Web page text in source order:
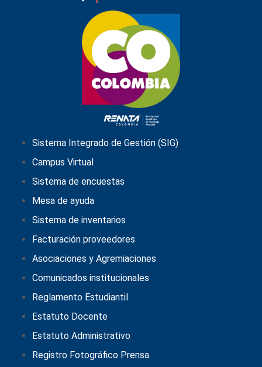
Sistema Integrado de Gestión (SIG)
Campus Virtual
Sistema de encuestas
Mesa de ayuda
Sistema de inventarios
Facturación proveedores
Asociaciones y Agremiaciones
Comunicados institucionales
Reglamento Estudiantil
Estatuto Docente
Estatuto Administrativo
Registro Fotográfico Prensa